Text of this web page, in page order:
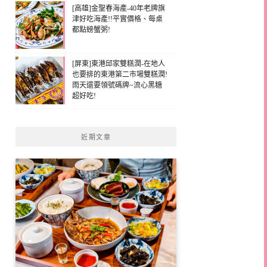
[高雄]金聖春海產-40年老牌旗
津好吃海產!!平實價格、每桌
都點螃蟹粥!
[屏東]東港邱家雙糕潤-在地人
也要排的東港第二市場雙糕潤!
雨天還要領號碼牌~流心黑糖
超好吃!
近期文章